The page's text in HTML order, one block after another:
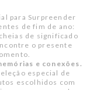
para Surpreender
de fim de ano:
de significado
o presente
e conexões.
especial de
escolhidos com